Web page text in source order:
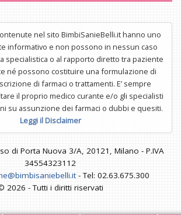
nel sito BimbiSanieBelli.it hanno uno
informativo e non possono in nessun caso
specialistica o al rapporto diretto tra paziente
né possono costituire una formulazione di
di farmaci o trattamenti. E’ sempre
il proprio medico curante e/o gli specialisti
su assunzione dei farmaci o dubbi e quesiti.
Leggi il Disclaimer
di Porta Nuova 3/A, 20121, Milano - P.IVA
34554323112
- Tel: 02.63.675.300
2026 - Tutti i diritti riservati